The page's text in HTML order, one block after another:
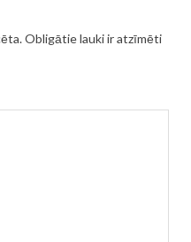
Obligātie lauki ir atzīmēti